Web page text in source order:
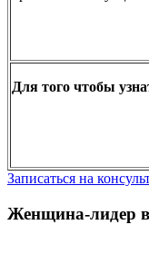
Для того чтобы
Записаться на
Женщина-лидер в